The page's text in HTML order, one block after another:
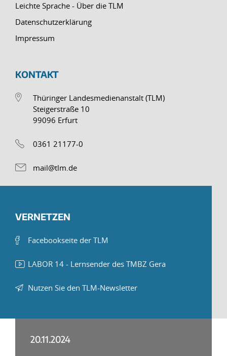
Leichte Sprache - Über die TLM
Datenschutzerklärung
Impressum
KONTAKT
Thüringer Landesmedienanstalt (TLM)
Steigerstraße 10
99096 Erfurt
0361 21177-0
mail@tlm.de
VERNETZEN
Facebookseite der TLM
LABOR 14 - Lernsender des TMBZ Gera
Nutzen Sie den TLM-Newsletter
20.11.2024